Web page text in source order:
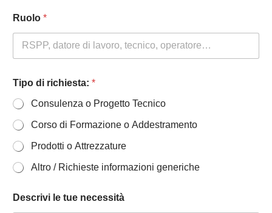
oRuolo *
Tipo di richiesta: *
Consulenza o Progetto Tecnico
Corso di Formazione o Addestramento
Prodotti o Attrezzature
Altro / Richieste informazioni generiche
Descrivi le tue necessità